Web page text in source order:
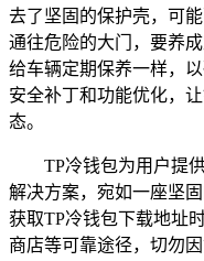
去了坚固的保护壳，可
通往危险的大门，要养
给车辆定期保养一样，
安全补丁和功能优化，
态。
TP冷钱包为用户提
解决方案，宛如一座坚
获取TP冷钱包下载地址
商店等可靠途径，切勿